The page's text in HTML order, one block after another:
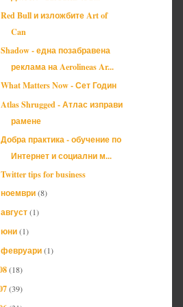
Red Bull и изложбите Art of
Can
Shadow - една позабравена
реклама на Aerolineas Ar...
What Matters Now - Сет Годин
Atlas Shrugged - Атлас изправи
рамене
Добра практика - обучение по
Интернет и социални м...
Twitter tips for business
ноември(8)
август(1)
юни(1)
февруари(1)
(18)
(39)